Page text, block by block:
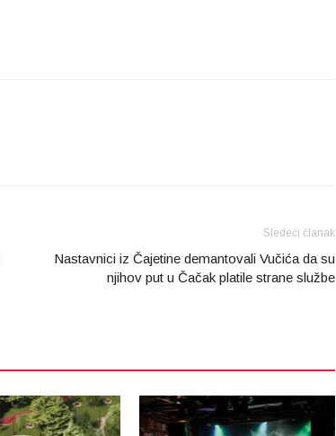
Sledeći članak
Nastavnici iz Čajetine demantovali Vučića da su
njihov put u Čačak platile strane službe